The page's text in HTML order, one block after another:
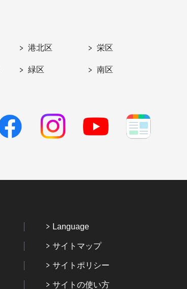
港北区 栄区
緑区 南区
Language
サイトマップ
サイトポリシー
サイトの使い方